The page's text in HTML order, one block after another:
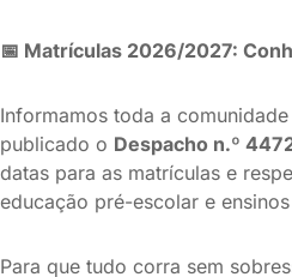
📅 Matrículas 2026/2027:
Informamos toda a
publicado o Despacho n.º
datas para as matrículas e
educação pré-escolar e
Para que tudo corra sem